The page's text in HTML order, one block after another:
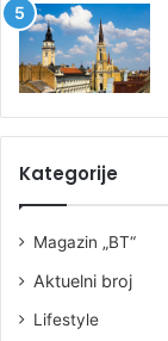
Kategorije
Magazin „BT“
Aktuelni broj
Lifestyle